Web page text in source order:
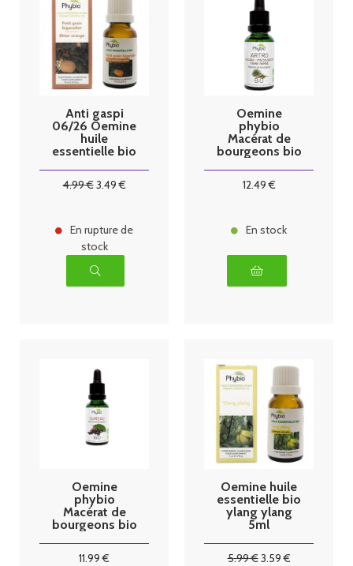
Anti gaspi
06/26 Oemine
huile
essentielle bio
10ml
4.99€3.49€
En rupture de
stock
Oemine
phybio
Macérat de
bourgeons bio
12.49€
En stock
Oemine
phybio
Macérat de
bourgeons bio
11.99 €
Oemine huile
essentielle bio
ylang ylang
5ml
5.99€3.59€